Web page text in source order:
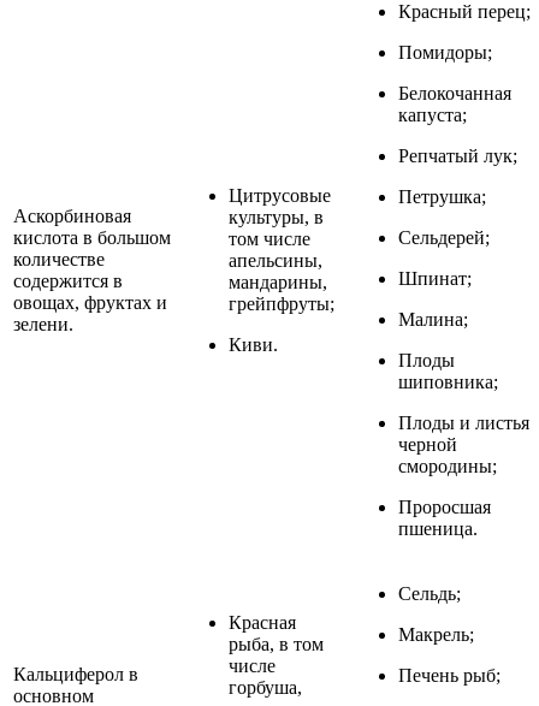
Аскорбиновая
кислота в большом
количестве
содержится в
овощах, фруктах и
зелени.
Цитрусовые
культуры, в
том числе
апельсины,
мандарины,
грейпфруты;
Киви.
Красный перец;
Помидоры;
Белокочанная
капуста;
Репчатый лук;
Петрушка;
Сельдерей;
Шпинат;
Малина;
Плоды
шиповника;
Плоды и листья
черной
смородины;
Проросшая
пшеница.
Кальциферол в
основном
Красная
рыба, в том
числе
горбуша,
Сельдь;
Макрель;
Печень рыб;